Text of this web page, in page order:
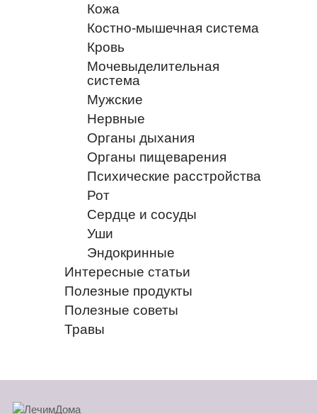
Кожа
Костно-мышечная система
Кровь
Мочевыделительная
система
Мужские
Нервные
Органы дыхания
Органы пищеварения
Психические расстройства
Рот
Сердце и сосуды
Уши
Эндокринные
Интересные статьи
Полезные продукты
Полезные советы
Травы